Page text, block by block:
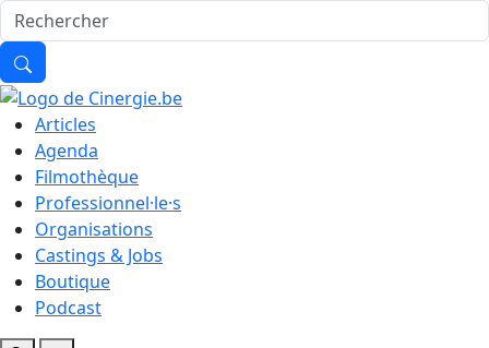
Articles
Agenda
Filmothèque
Professionnel·le·s
Organisations
Castings & Jobs
Boutique
Podcast